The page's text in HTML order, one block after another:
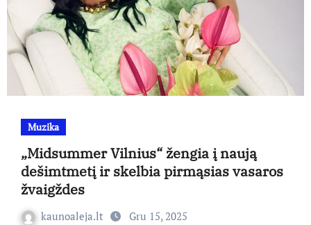
Muzika
„Midsummer Vilnius“ žengia į naują
dešimtmetį ir skelbia pirmąsias vasaros
žvaigždes
kaunoaleja.lt Gru 15, 2025